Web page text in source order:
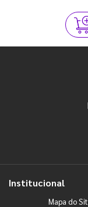
Institucional
Mapa do